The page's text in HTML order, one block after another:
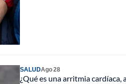
SALUDAgo 28
¿Qué es una arritmia